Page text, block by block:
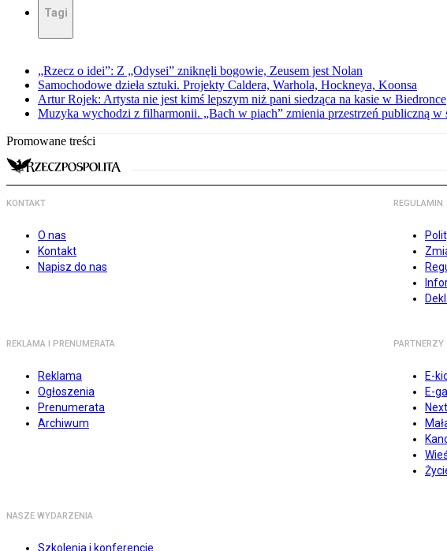
Tagi
„Rzecz o idei”: Z „Odysei” zniknęli bogowie, Zeusem jest Nolan
Samochodowe dzieła sztuki. Projekty Caldera, Warhola, Hockneya, Koonsa
Artur Rojek: Artysta nie jest kimś lepszym niż pani siedząca na kasie w Biedronce
Muzyka wychodzi z filharmonii. „Bach w piach” zmienia przestrzeń publiczną w
Promowane treści
KONTAKT
O nas
Kontakt
Napisz do nas
REGULAMIN
REKLAMA I PRENUMERATA
Reklama
Ogłoszenia
Prenumerata
Archiwum
PARTNERZY
E-
E-
NASZE WYDARZENIA
Szkolenia i konferencje